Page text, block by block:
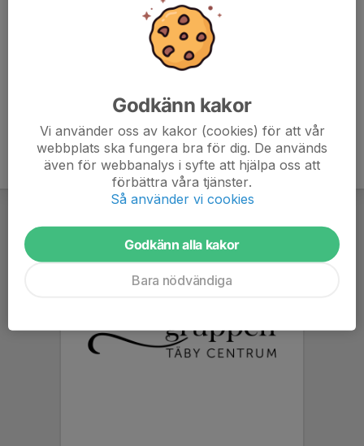
Godkänn kakor
Vi använder oss av kakor (cookies) för att vår
webbplats ska fungera bra för dig. De används
även för webbanalys i syfte att hjälpa oss att
förbättra våra tjänster.
Så använder vi cookies
Godkänn alla kakor
Bara nödvändiga